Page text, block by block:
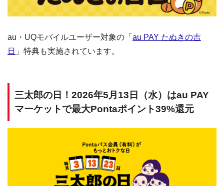
au・UQモバイルユーザー対象の「 au PAY たぬきの吉
日 」特典も実施されています。
三太郎の日！2026年5月13日（水）はau PAY
マーケットで最大Pontaポイント39%還元